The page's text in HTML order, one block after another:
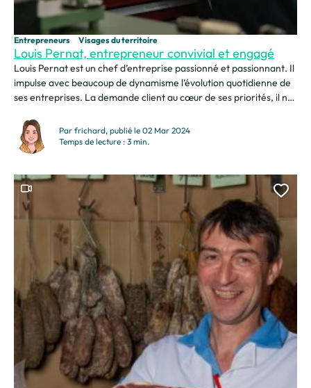
Louis Pernat, entrepreneur convivial et engagé
Entrepreneurs Visages du territoire
Louis Pernat est un chef d’entreprise passionné et passionnant. Il
impulse avec beaucoup de dynamisme l’évolution quotidienne de
ses entreprises. La demande client au cœur de ses priorités, il ne
Exemple avec le Precimask, créé lors du premier confinement.
L’industrie 360°… « Je m’appelle Louis Pernat,...
Par frichard, publié le 02 Mar 2024
Temps de lecture : 3 min.
Ce contenu contient une vidéo